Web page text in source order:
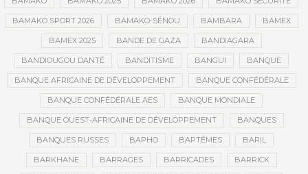
BAMAKO SPORT 2026 BAMAKO-SÉNOU BAMBARA BAMEX
BAMEX 2025 BANDE DE GAZA BANDIAGARA
BANDIOUGOU DANTÉ BANDITISME BANGUI BANQUE
BANQUE AFRICAINE DE DÉVELOPPEMENT BANQUE CONFÉDÉRALE
BANQUE CONFÉDÉRALE AES BANQUE MONDIALE
BANQUE OUEST-AFRICAINE DE DÉVELOPPEMENT BANQUES
BANQUES RUSSES BAPHO BAPTÊMES BARIL
BARKHANE BARRAGES BARRICADES BARRICK